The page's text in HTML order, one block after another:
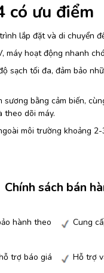
có ưu điểm
lắp đặt và di chuyển
máy hoạt động nhanh
sạch tối đa, đảm bảo
bằng cảm biến,
theo dõi máy.
môi trường khoảng
Chính sách bán
hành theo
Cung
trợ báo giá
Hỗ trợ